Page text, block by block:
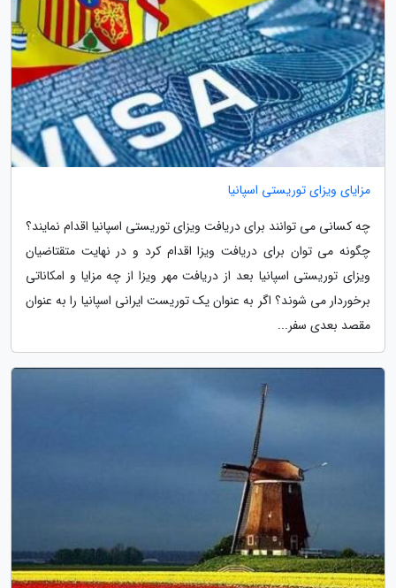
مزایای ویزای توریستی اسپانیا
چه کسانی می توانند برای دریافت ویزای توریستی اسپانیا اقدام نمایند؟
چگونه می توان برای دریافت ویزا اقدام کرد و در نهایت متقتاضیان
ویزای توریستی اسپانیا بعد از دریافت مهر ویزا از چه مزایا و امکاناتی
برخوردار می شوند؟ اگر به عنوان یک توریست ایرانی اسپانیا را به عنوان
مقصد بعدی سفر...